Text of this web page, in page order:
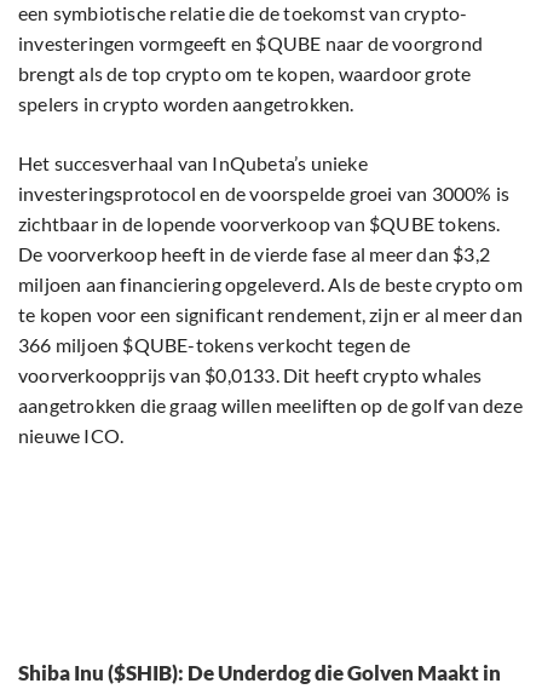
een symbiotische relatie die de toekomst van crypto-
investeringen vormgeeft en $QUBE naar de voorgrond
brengt als de top crypto om te kopen, waardoor grote
spelers in crypto worden aangetrokken.
Het succesverhaal van InQubeta’s unieke
investeringsprotocol en de voorspelde groei van 3000% is
zichtbaar in de lopende voorverkoop van $QUBE tokens.
De voorverkoop heeft in de vierde fase al meer dan $3,2
miljoen aan financiering opgeleverd. Als de beste crypto om
te kopen voor een significant rendement, zijn er al meer dan
366 miljoen $QUBE-tokens verkocht tegen de
voorverkoopprijs van $0,0133. Dit heeft crypto whales
aangetrokken die graag willen meeliften op de golf van deze
nieuwe ICO.
Shiba Inu ($SHIB): De Underdog die Golven Maakt in